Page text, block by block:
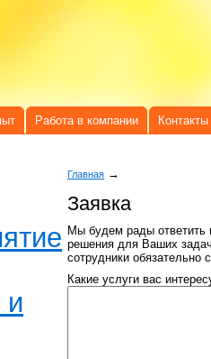
Работа в компании Контакты
и
Главная →
Заявка
Мы будем рады ответить
решения для Ваших
сотрудники обязательно
Какие услуги вас